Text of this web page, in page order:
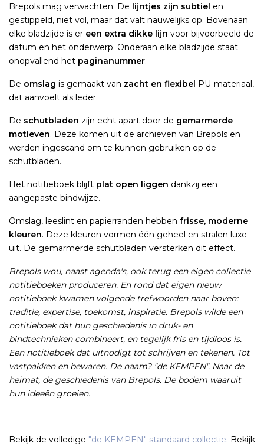
Brepols mag verwachten. De lijntjes zijn subtiel en
gestippeld, niet vol, maar dat valt nauwelijks op. Bovenaan
elke bladzijde is er een extra dikke lijn voor bijvoorbeeld de
datum en het onderwerp. Onderaan elke bladzijde staat
onopvallend het paginanummer.
De omslag is gemaakt van zacht en flexibel PU-materiaal,
dat aanvoelt als leder.
De schutbladen zijn echt apart door de gemarmerde
motieven. Deze komen uit de archieven van Brepols en
werden ingescand om te kunnen gebruiken op de
schutbladen.
Het notitieboek blijft plat open liggen dankzij een
aangepaste bindwijze.
Omslag, leeslint en papierranden hebben frisse, moderne
kleuren. Deze kleuren vormen één geheel en stralen luxe
uit. De gemarmerde schutbladen versterken dit effect.
Brepols wou, naast agenda's, ook terug een eigen collectie
notitieboeken produceren. En rond dat eigen nieuw
notitieboek kwamen volgende trefwoorden naar boven:
traditie, expertise, toekomst, inspiratie. Brepols wilde een
notitieboek dat hun geschiedenis in druk- en
bindtechnieken combineert, en tegelijk fris en tijdloos is.
Een notitieboek dat uitnodigt tot schrijven en tekenen. Tot
vastpakken en bewaren. De naam? "de KEMPEN". Naar de
heimat, de geschiedenis van Brepols. De bodem waaruit
hun ideeën groeien.
Bekijk de volledige "de KEMPEN" standaard collectie. Bekijk